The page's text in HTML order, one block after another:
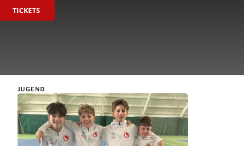
TICKETS
JUGEND